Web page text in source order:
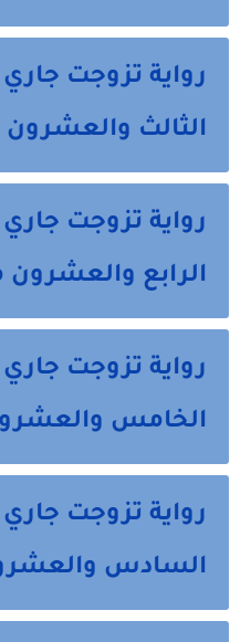
رواية تزوجت
الثالث
رواية تزوجت
الرابع والعشرون
رواية تزوجت
الخامس
رواية تزوجت
السادس